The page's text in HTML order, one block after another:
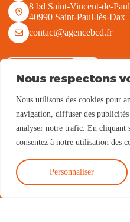
Nous respectons
Nous utilisons des cookies pour
navigation, diffuser des publicités
analyser notre trafic. En cliquant
consentez à notre utilisation des
Personnaliser
8 bd Saint-Vincent-de-Paul
40990 Saint-Paul-lès-Dax
contact@agencebcd.fr
Nous suivre
Parrainage